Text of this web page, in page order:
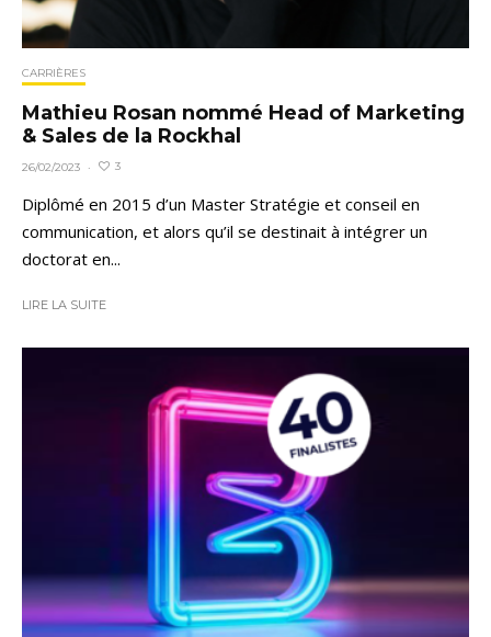
CARRIÈRES
Mathieu Rosan nommé Head of Marketing
& Sales de la Rockhal
26/02/2023 · 3
Diplômé en 2015 d’un Master Stratégie et conseil en
communication, et alors qu’il se destinait à intégrer un
doctorat en...
LIRE LA SUITE